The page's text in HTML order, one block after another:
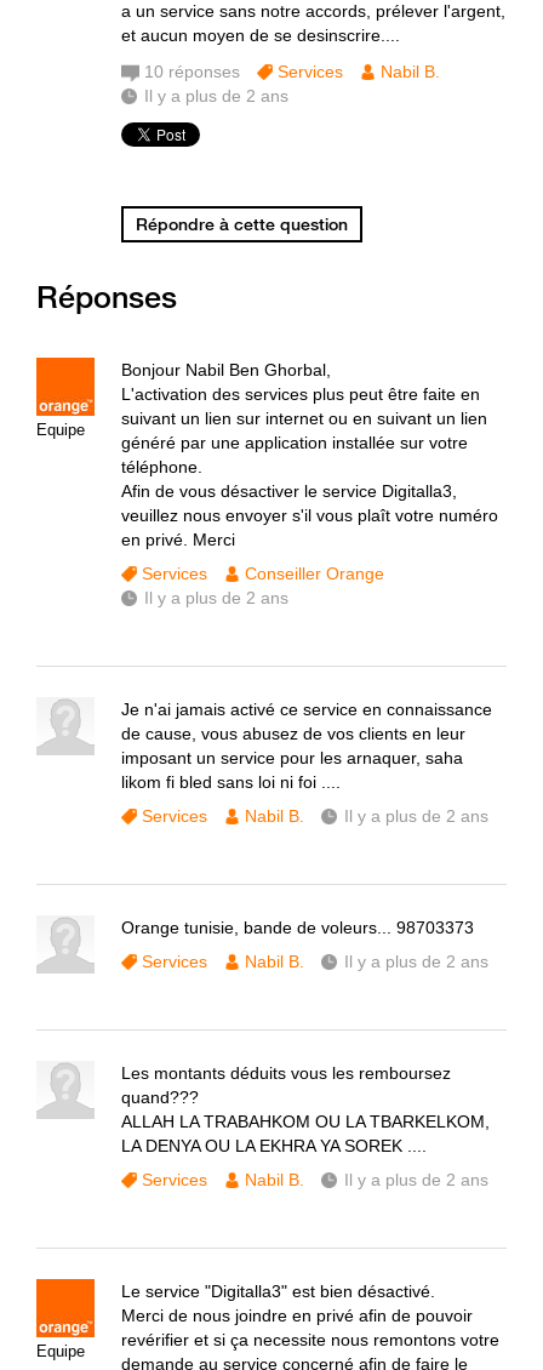
a un service sans notre accords, prélever l'argent,
et aucun moyen de se desinscrire....
10 réponses Services
Nabil B.
Il y a plus de 2 ans
Répondre à cette question
Réponses
Equipe
Bonjour Nabil Ben Ghorbal,
L'activation des services plus peut être faite en
suivant un lien sur internet ou en suivant un lien
généré par une application installée sur votre
téléphone.
Afin de vous désactiver le service Digitalla3,
veuillez nous envoyer s'il vous plaît votre numéro
en privé. Merci
Services
Conseiller Orange
Il y a plus de 2 ans
Je n'ai jamais activé ce service en connaissance
de cause, vous abusez de vos clients en leur
imposant un service pour les arnaquer, saha
likom fi bled sans loi ni foi ....
Services
Nabil B. Il y a plus de 2 ans
Orange tunisie, bande de voleurs... 98703373
Services
Nabil B. Il y a plus de 2 ans
Les montants déduits vous les remboursez
quand???
ALLAH LA TRABAHKOM OU LA TBARKELKOM,
LA DENYA OU LA EKHRA YA SOREK ....
Services
Nabil B. Il y a plus de 2 ans
Equipe
Le service "Digitalla3" est bien désactivé.
Merci de nous joindre en privé afin de pouvoir
revérifier et si ça necessite nous remontons votre
demande au service concerné afin de faire le